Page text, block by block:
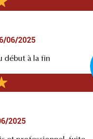
06/2025
début à la fin
2025